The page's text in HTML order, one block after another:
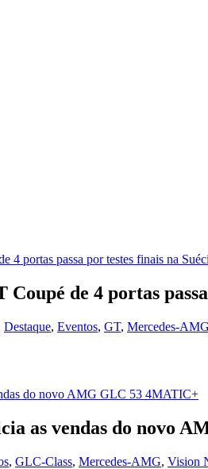
de 4 portas
Destaque, Eventos, GT, Mercedes-AMG
as vendas do novo
, GLC-Class, Mercedes-AMG, Vision